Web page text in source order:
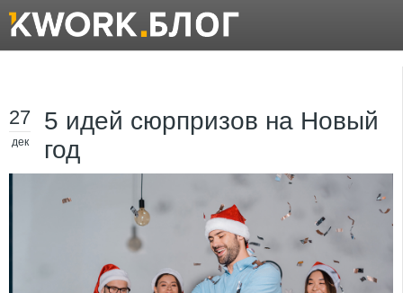
27
дек
5 идей сюрпризов на Новый
год